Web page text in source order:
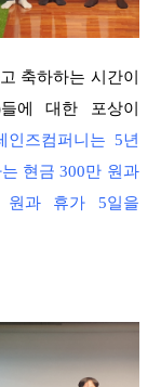
축하하는 시간이
들에 대한 포상이
인즈컴퍼니는 5년
현금 300만 원과
과 휴가 5일을